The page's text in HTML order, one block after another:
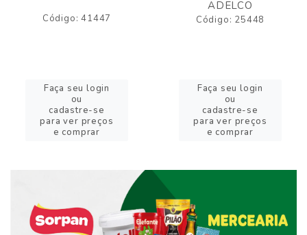
Código: 41447
Faça seu login
ou
cadastre-se
para ver preços
e comprar
ADELCO
Código: 25448
Faça seu login
ou
cadastre-se
para ver preços
e comprar